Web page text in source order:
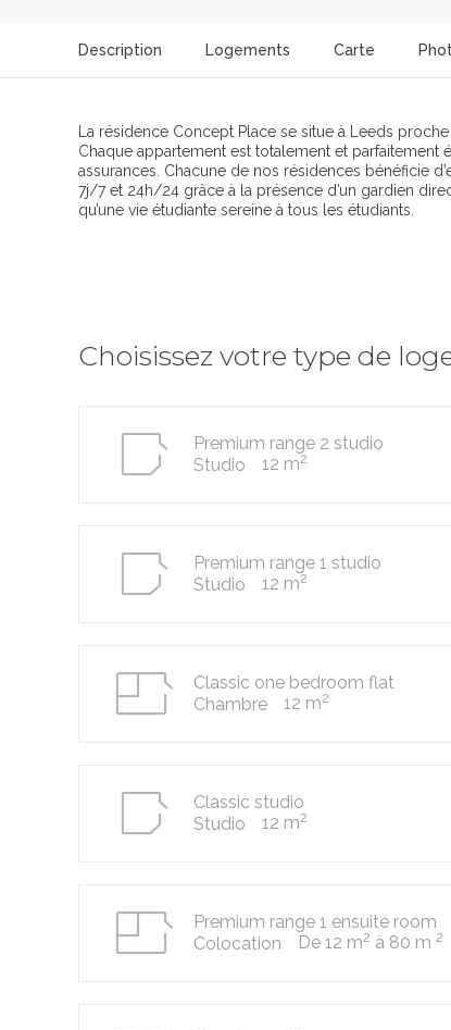
Description Logements Carte
La résidence Concept Place se situe à Leeds
Chaque appartement est totalement et parfaitement
assurances. Chacune de nos résidences bénéficie
7j/7 et 24h/24 grâce à la présence d’un gardien
qu’une vie étudiante sereine à tous les étudiants.
Choisissez votre type de
Premium range 2 studio
Studio
12 m2
Premium range 1 studio
Studio
12 m2
Classic one bedroom flat
Chambre
12 m2
Classic studio
Studio
12 m2
Premium range 1 ensuite room
Colocation
De 12 m2 à 80 m 2